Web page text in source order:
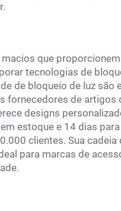
que
tecnologias de
de bloqueio de luz são
fornecedores de artigos
designs
estoque e 14 dias
clientes. Sua
para marcas de